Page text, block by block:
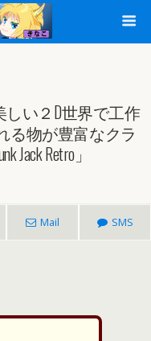
い２D世界で工作
る物が豊富なクラ
Retro」
Mail SMS